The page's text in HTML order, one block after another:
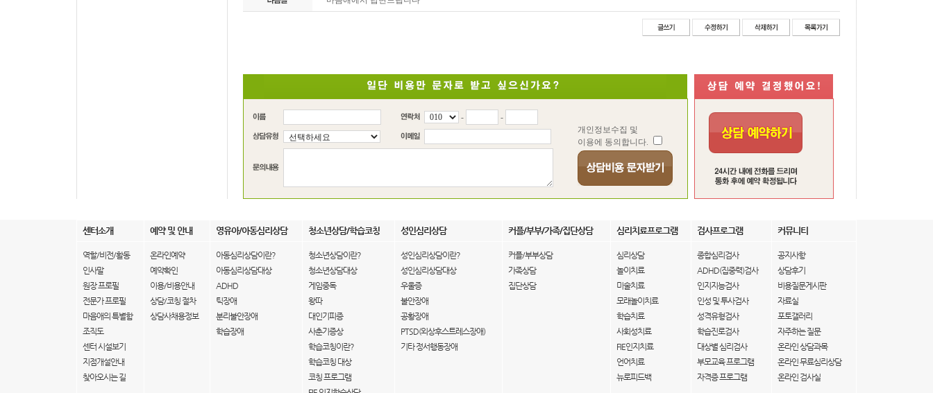
-
-
개인정보수집 및
이용에 동의합니다.
센터소개 예약 및 안내 영유아/아동심리상담 청소년상담/학습코칭 성인심리상담 커플/부부/가족/집단상담 심리치료프로그램 검사프로그램 커뮤니티
역할/비전/활동
인사말
원장 프로필
전문가 프로필
마음애의 특별함
조직도
센터 시설보기
지점개설안내
찾아오시는 길
온라인예약
예약확인
이용/비용안내
상담/코칭 절차
상담사채용정보
아동심리상담이란?
아동심리상담대상
ADHD
틱장애
분리불안장애
학습장애
청소년상담이란?
청소년상담대상
게임중독
왕따
대인기피증
사춘기증상
학습코칭이란?
학습코칭 대상
코칭 프로그램
성인심리상담이란?
성인심리상담대상
우울증
불안장애
공황장애
PTSD(외상후스트레스장애)
기타 정서행동장애
커플/부부상담
가족상담
집단상담
심리상담
놀이치료
미술치료
모래놀이치료
학습치료
사회성치료
FIE인지치료
언어치료
뉴로피드백
종합심리검사
ADHD(집중력)검사
인지지능검사
인성 및 투사검사
성격유형검사
학습진로검사
대상별 심리검사
부모교육 프로그램
자격증 프로그램
공지사항
상담후기
비용질문게시판
자료실
포토갤러리
자주하는 질문
온라인 상담과목
온라인 무료심리상담
온라인 검사실